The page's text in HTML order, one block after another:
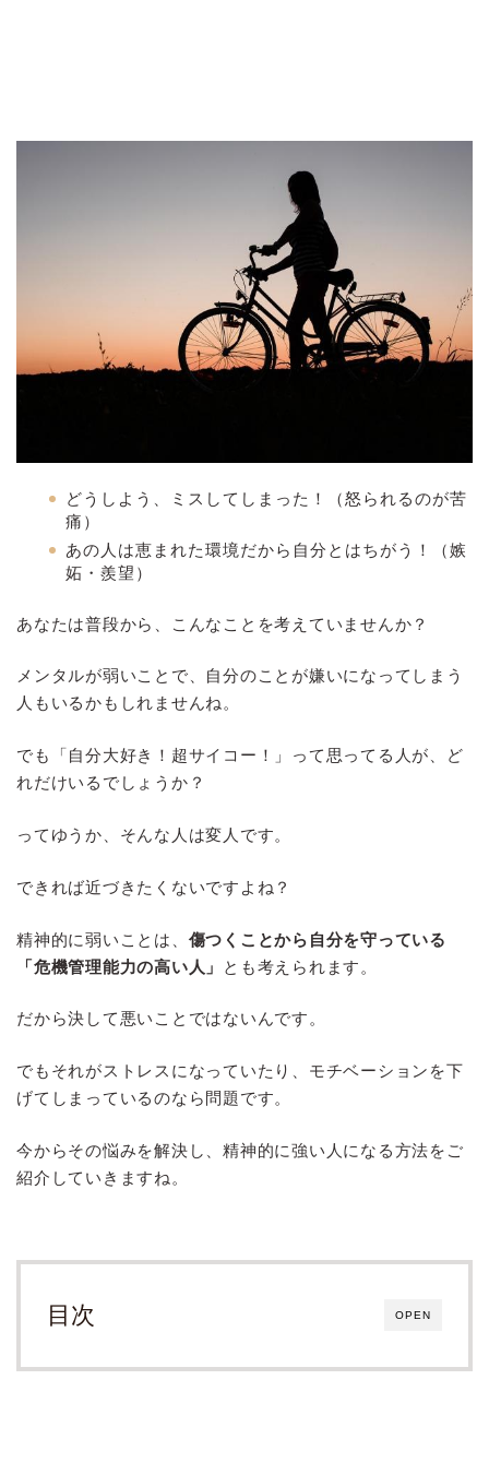
どうしよう、ミスしてしまった！（怒られるのが苦
痛）
あの人は恵まれた環境だから自分とはちがう！（嫉
妬・羨望）
あなたは普段から、こんなことを考えていませんか？
メンタルが弱いことで、自分のことが嫌いになってしまう
人もいるかもしれませんね。
でも「自分大好き！超サイコー！」って思ってる人が、ど
れだけいるでしょうか？
ってゆうか、そんな人は変人です。
できれば近づきたくないですよね？
精神的に弱いことは、 傷つくことから自分を守っている
「危機管理能力の高い人」
とも考えられます。
だから決して悪いことではないんです。
でもそれがストレスになっていたり、モチベーションを下
げてしまっているのなら問題です。
今からその悩みを解決し、精神的に強い人になる方法をご
紹介していきますね。
OPEN
目次